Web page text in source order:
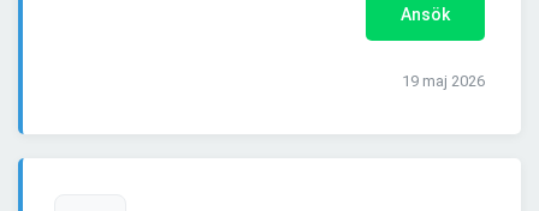
Ansök
19 maj 2026